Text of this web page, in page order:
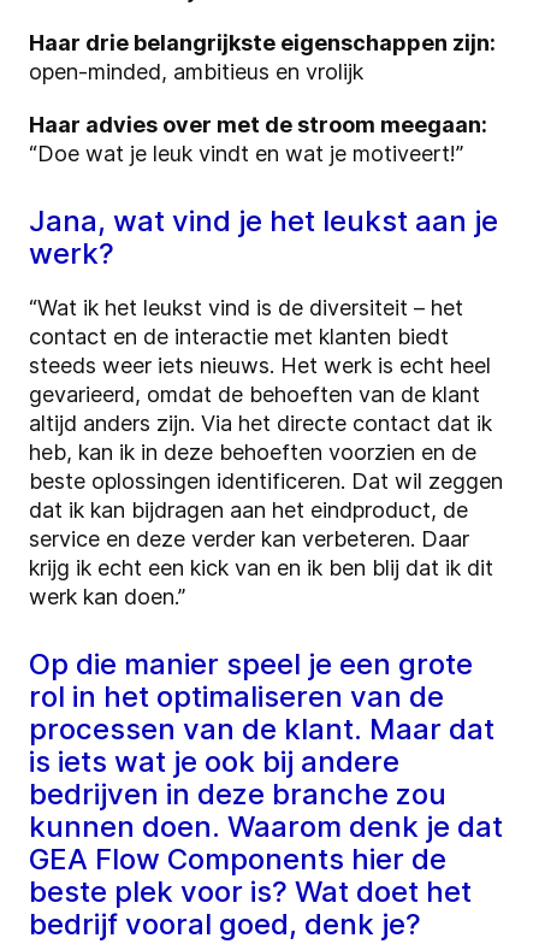
Haar drie belangrijkste eigenschappen zijn:
open-minded, ambitieus en vrolijk
Haar advies over met de stroom meegaan:
“Doe wat je leuk vindt en wat je motiveert!”
Jana, wat vind je het leukst aan je
werk?
“Wat ik het leukst vind is de diversiteit – het
contact en de interactie met klanten biedt
steeds weer iets nieuws. Het werk is echt heel
gevarieerd, omdat de behoeften van de klant
altijd anders zijn. Via het directe contact dat ik
heb, kan ik in deze behoeften voorzien en de
beste oplossingen identificeren. Dat wil zeggen
dat ik kan bijdragen aan het eindproduct, de
service en deze verder kan verbeteren. Daar
krijg ik echt een kick van en ik ben blij dat ik dit
werk kan doen.”
Op die manier speel je een grote
rol in het optimaliseren van de
processen van de klant. Maar dat
is iets wat je ook bij andere
bedrijven in deze branche zou
kunnen doen. Waarom denk je dat
GEA Flow Components hier de
beste plek voor is? Wat doet het
bedrijf vooral goed, denk je?